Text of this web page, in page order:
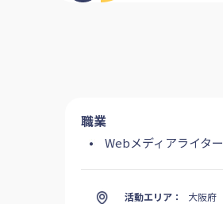
職業
Webメディアライター
活動エリア： 大阪府